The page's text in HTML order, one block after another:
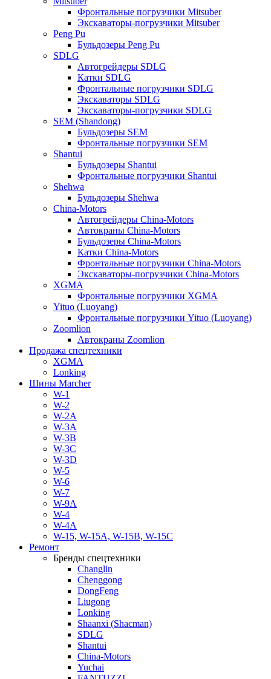
Фронтальные погрузчики Mitsuber
Экскаваторы-погрузчики Mitsuber
Peng Pu
Бульдозеры Peng Pu
SDLG
Автогрейдеры SDLG
Катки SDLG
Фронтальные погрузчики SDLG
Экскаваторы SDLG
Экскаваторы-погрузчики SDLG
SEM (Shandong)
Бульдозеры SEM
Фронтальные погрузчики SEM
Shantui
Бульдозеры Shantui
Фронтальные погрузчики Shantui
Shehwa
Бульдозеры Shehwa
China-Motors
Автогрейдеры China-Motors
Автокраны China-Motors
Бульдозеры China-Motors
Катки China-Motors
Фронтальные погрузчики China-Motors
Экскаваторы-погрузчики China-Motors
XGMA
Фронтальные погрузчики XGMA
Yituo (Luoyang)
Фронтальные погрузчики Yituo (Luoyang)
Zoomlion
Автокраны Zoomlion
Продажа спецтехники
XGMA
Lonking
Шины Marcher
W-1
W-2
W-2A
W-3A
W-3B
W-3C
W-3D
W-5
W-6
W-7
W-9A
W-4
W-4A
W-15, W-15A, W-15B, W-15C
Ремонт
Бренды спецтехники
Changlin
Chenggong
DongFeng
Liugong
Lonking
Shaanxi (Shacman)
SDLG
Shantui
China-Motors
Yuchai